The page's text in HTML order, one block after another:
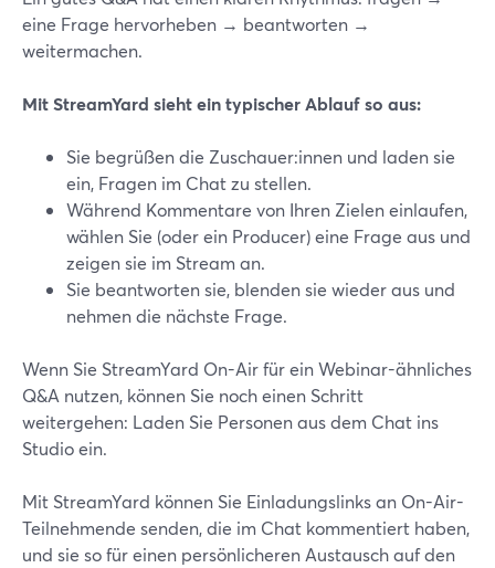
eine Frage hervorheben → beantworten →
weitermachen.
Mit StreamYard sieht ein typischer Ablauf so aus:
Sie begrüßen die Zuschauer:innen und laden sie
ein, Fragen im Chat zu stellen.
Während Kommentare von Ihren Zielen einlaufen,
wählen Sie (oder ein Producer) eine Frage aus und
zeigen sie im Stream an.
Sie beantworten sie, blenden sie wieder aus und
nehmen die nächste Frage.
Wenn Sie StreamYard On-Air für ein Webinar-ähnliches
Q&A nutzen, können Sie noch einen Schritt
weitergehen: Laden Sie Personen aus dem Chat ins
Studio ein.
Mit StreamYard können Sie Einladungslinks an On-Air-
Teilnehmende senden, die im Chat kommentiert haben,
und sie so für einen persönlicheren Austausch auf den